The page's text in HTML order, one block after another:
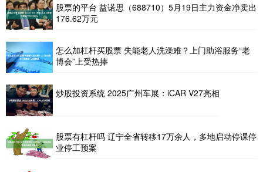
股票的平台 益诺思（688710）5月19日主力资金净卖出
176.62万元
怎么加杠杆买股票 失能老人洗澡难？上门助浴服务“老
博会”上受热捧
炒股投资系统 2025广州车展：iCAR V27亮相
股票有杠杆吗 辽宁全省转移17万余人，多地启动停课停
业停工预案